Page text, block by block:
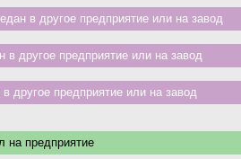
в другое предприятие или на завод
другое предприятие или на завод
другое предприятие или на завод
предприятие